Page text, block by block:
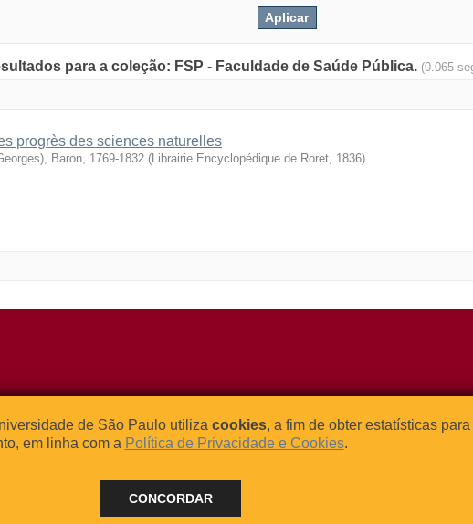
para a coleção: FSP - Faculdade de Saúde Pública. (0.065
progrès des sciences naturelles
Baron, 1769-1832 (Librairie Encyclopédique de Roret, 1836)
109 – Bloco L
Tel: (0xx11) 3091-4195 / (0xx11) 3091-1541
Fax: (0xx11) 3091-1567
E-mail:atendimento@abcd.usp.br
de São Paulo utiliza cookies, a fim de obter estatísticas
em linha com a Política de Privacidade e Cookies.
CONCORDAR